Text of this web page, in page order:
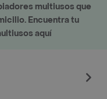
multiusos que
Encuentra tu
aquí